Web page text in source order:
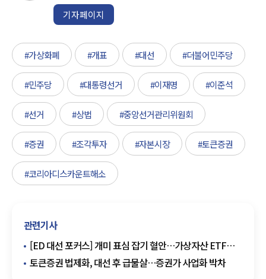
기자페이지
#가상화폐 #개표 #대선 #더불어민주당
#민주당 #대통령선거 #이재명 #이준석
#선거 #상법 #중앙선거관리위원회
#증권 #조각투자 #자본시장 #토큰증권
#코리아디스카운트해소
관련기사
[ED 대선 포커스] 개미 표심 잡기 혈안…가상자산 ETF에
입 모은 이재명·김문수
토큰증권 법제화, 대선 후 급물살…증권가 사업화 박차